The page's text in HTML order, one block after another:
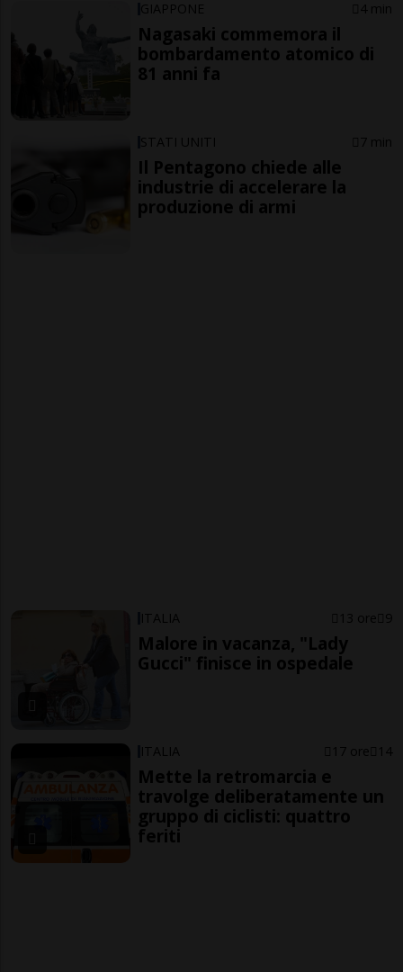
GIAPPONE 4 min
Nagasaki commemora il
bombardamento atomico di
81 anni fa
STATI UNITI 7 min
Il Pentagono chiede alle
industrie di accelerare la
produzione di armi
ITALIA 13 ore 9
Malore in vacanza, "Lady
Gucci" finisce in ospedale
ITALIA 17 ore 14
Mette la retromarcia e
travolge deliberatamente un
gruppo di ciclisti: quattro
feriti